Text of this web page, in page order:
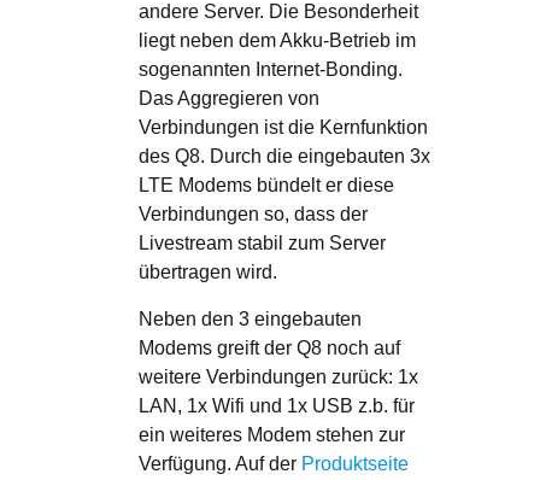
andere Server. Die Besonderheit
liegt neben dem Akku-Betrieb im
sogenannten Internet-Bonding.
Das Aggregieren von
Verbindungen ist die Kernfunktion
des Q8. Durch die eingebauten 3x
LTE Modems bündelt er diese
Verbindungen so, dass der
Livestream stabil zum Server
übertragen wird.
Neben den 3 eingebauten
Modems greift der Q8 noch auf
weitere Verbindungen zurück: 1x
LAN, 1x Wifi und 1x USB z.b. für
ein weiteres Modem stehen zur
Verfügung. Auf der Produktseite